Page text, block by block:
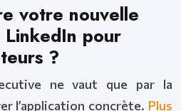
votre nouvelle
pour
?
ne vaut que par la
l’application concrète. Plus